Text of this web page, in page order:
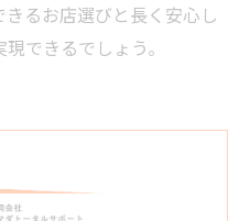
るお店選びと長く安心し
できるでしょう。